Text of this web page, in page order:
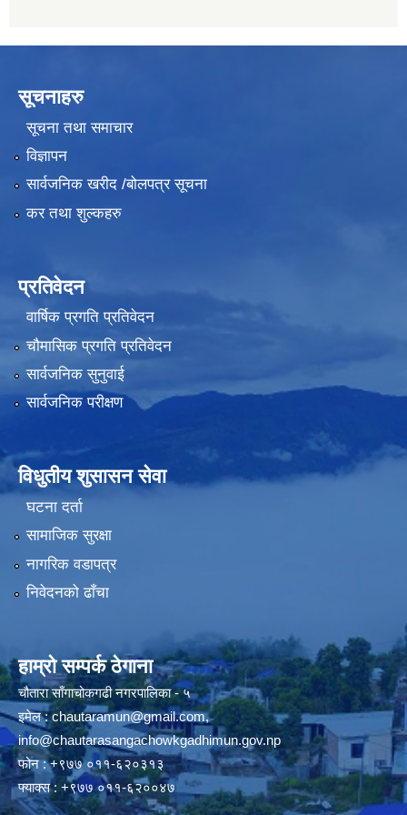
सूचनाहरु
सूचना तथा समाचार
विज्ञापन
सार्वजनिक खरीद /बोलपत्र सूचना
कर तथा शुल्कहरु
प्रतिवेदन
वार्षिक प्रगति प्रतिवेदन
चौमासिक प्रगति प्रतिवेदन
सार्वजनिक सुनुवाई
सार्वजनिक परीक्षण
विधुतीय शुसासन सेवा
घटना दर्ता
सामाजिक सुरक्षा
नागरिक वडापत्र
निवेदनको ढाँचा
हाम्रो सम्पर्क ठेगाना
चौतारा साँगाचोकगढी नगरपालिका - ५
इमेल :chautaramun@gmail.com,
info@chautarasangachowkgadhimun.gov.np
फोन : +९७७ ०११-६२०३१३
फ्याक्स : +९७७ ०११-६२००४७